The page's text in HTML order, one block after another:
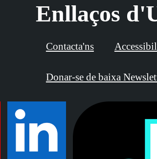
Enllaços
Contacta'ns
Donar-se de baixa